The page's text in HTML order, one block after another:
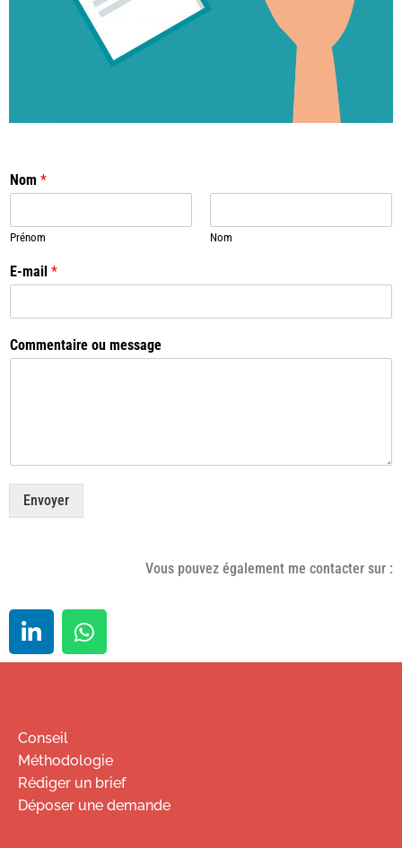
Nom *
Prénom Nom
E-mail *
Commentaire ou message
Envoyer
Vous pouvez également me contacter sur :
Conseil
Méthodologie
Rédiger un brief
Déposer une demande